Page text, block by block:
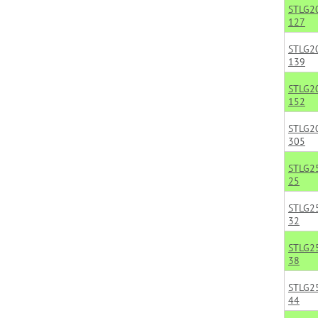
127
139
152
305
25
32
38
44